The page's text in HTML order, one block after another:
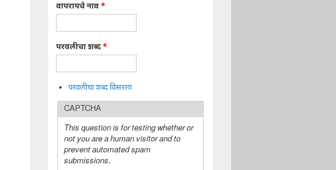
वापरायचे नाव *
परवलीचा शब्द*
परवलीचा शब्द विसरला
CAPTCHA
This question is for testing whether or
not you are a human visitor and to
prevent automated spam
submissions.